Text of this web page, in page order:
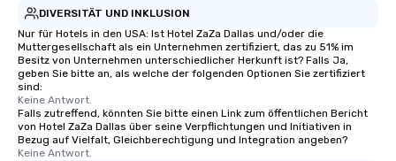
DIVERSITÄT UND INKLUSION
Nur für Hotels in den USA: Ist Hotel ZaZa Dallas und/oder die
Muttergesellschaft als ein Unternehmen zertifiziert, das zu 51% im
Besitz von Unternehmen unterschiedlicher Herkunft ist? Falls Ja,
geben Sie bitte an, als welche der folgenden Optionen Sie zertifiziert
sind:
Keine Antwort.
Falls zutreffend, könnten Sie bitte einen Link zum öffentlichen Bericht
von Hotel ZaZa Dallas über seine Verpflichtungen und Initiativen in
Bezug auf Vielfalt, Gleichberechtigung und Integration angeben?
Keine Antwort.